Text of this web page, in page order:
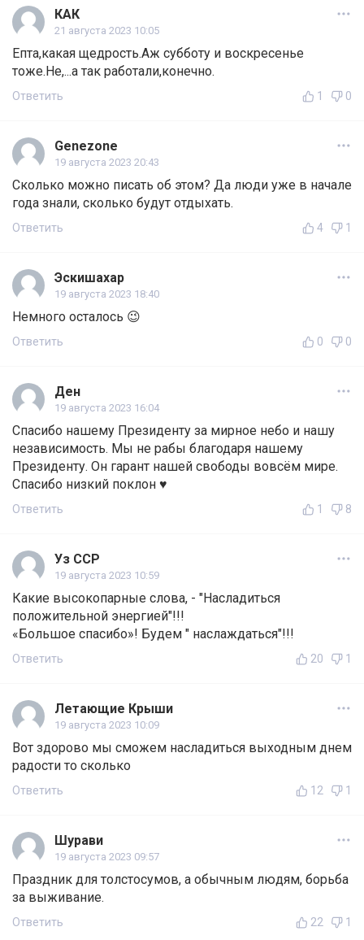
КАК
21 августа 2023 10:05
Епта,какая щедрость.Аж субботу и воскресенье
тоже.Не,...а так работали,конечно.
Ответить 1 0
Genezone
19 августа 2023 20:43
Сколько можно писать об этом? Да люди уже в начале
года знали, сколько будут отдыхать.
Ответить 4 1
Эскишахар
19 августа 2023 18:40
Немного осталось 😉
Ответить 0 0
Ден
19 августа 2023 16:04
Спасибо нашему Президенту за мирное небо и нашу
независимость. Мы не рабы благодаря нашему
Президенту. Он гарант нашей свободы вовсём мире.
Спасибо низкий поклон ♥️
Ответить 1 8
Уз ССР
19 августа 2023 10:59
Какие высокопарные слова, - "Насладиться
положительной энергией"!!!
«Большое спасибо»! Будем " наслаждаться"!!!
Ответить 20 1
Летающие Крыши
19 августа 2023 10:09
Вот здорово мы сможем насладиться выходным днем
радости то сколько
Ответить 12 1
Шурави
19 августа 2023 09:57
Праздник для толстосумов, а обычным людям, борьба
за выживание.
Ответить 22 1